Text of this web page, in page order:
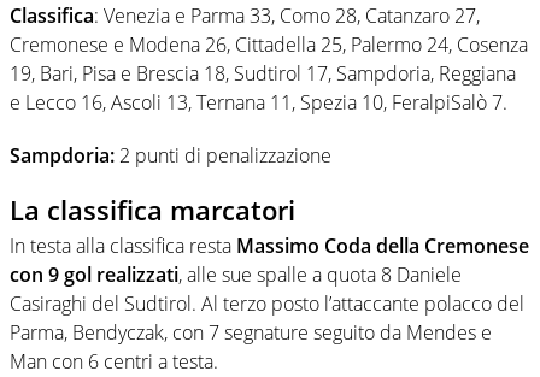
Classifica: Venezia e Parma 33, Como 28, Catanzaro 27,
Cremonese e Modena 26, Cittadella 25, Palermo 24, Cosenza
19, Bari, Pisa e Brescia 18, Sudtirol 17, Sampdoria, Reggiana
e Lecco 16, Ascoli 13, Ternana 11, Spezia 10, FeralpiSalò 7.
Sampdoria: 2 punti di penalizzazione
La classifica marcatori
In testa alla classifica resta Massimo Coda della Cremonese
con 9 gol realizzati, alle sue spalle a quota 8 Daniele
Casiraghi del Sudtirol. Al terzo posto l’attaccante polacco del
Parma, Bendyczak, con 7 segnature seguito da Mendes e
Man con 6 centri a testa.